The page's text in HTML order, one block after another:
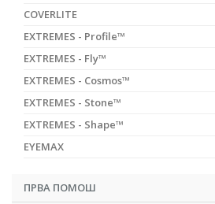
COVERLITE
EXTREMES - Profile™
EXTREMES - Fly™
EXTREMES - Cosmos™
EXTREMES - Stone™
EXTREMES - Shape™
EYEMAX
ПРВА ПОМОШ